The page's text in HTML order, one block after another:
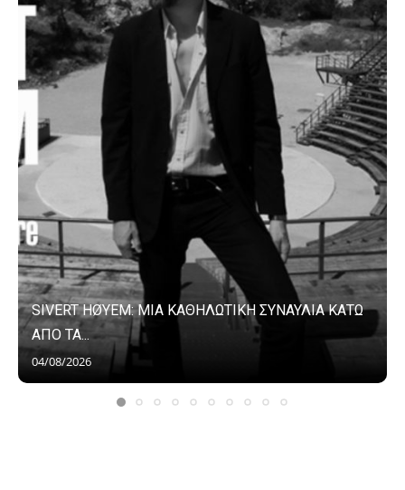
SIVERT HØYEM: ΜΙΑ ΚΑΘΗΛΩΤΙΚΗ ΣΥΝΑΥΛΙΑ ΚΑΤΩ
ΑΠΟ ΤΑ...
04/08/2026